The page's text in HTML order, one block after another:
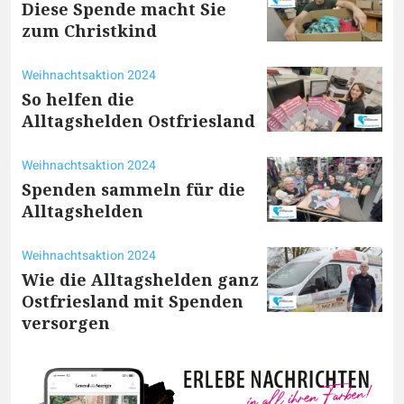
Diese Spende macht Sie
zum Christkind
Weihnachtsaktion 2024
So helfen die
Alltagshelden Ostfriesland
Weihnachtsaktion 2024
Spenden sammeln für die
Alltagshelden
Weihnachtsaktion 2024
Wie die Alltagshelden ganz
Ostfriesland mit Spenden
versorgen